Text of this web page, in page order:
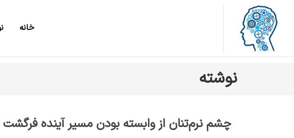
خانه
نوشته
چشم نرم‌تنان از وابسته بودن مسیر آینده‌